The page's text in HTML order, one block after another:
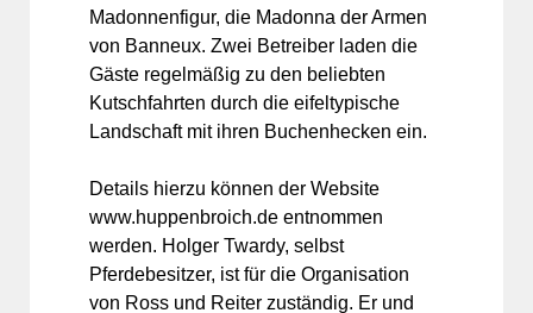
Madonnenfigur, die Madonna der Armen
von Banneux. Zwei Betreiber laden die
Gäste regelmäßig zu den beliebten
Kutschfahrten durch die eifeltypische
Landschaft mit ihren Buchenhecken ein.
Details hierzu können der Website
www.huppenbroich.de entnommen
werden. Holger Twardy, selbst
Pferdebesitzer, ist für die Organisation
von Ross und Reiter zuständig. Er und